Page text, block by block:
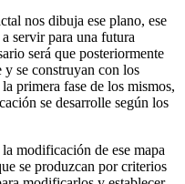
nos dibuja ese plano, ese
servir para una futura
será que posteriormente
y se construyan con los
primera fase de los mismos,
se desarrolle según los
modificación de ese mapa
se produzcan por criterios